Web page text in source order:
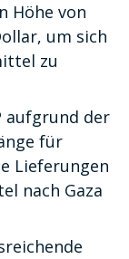
Höhe von
um sich
zu
aufgrund der
für
Lieferungen
nach Gaza